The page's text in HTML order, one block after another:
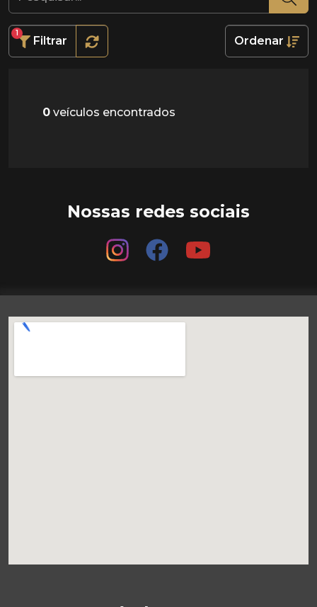
Filtrar
1
Ordenar
0 veículos encontrados
Nossas redes sociais